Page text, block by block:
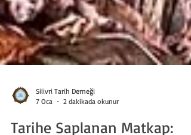
Silivri Tarih Derneği
7 Oca
2 dakikada okunur